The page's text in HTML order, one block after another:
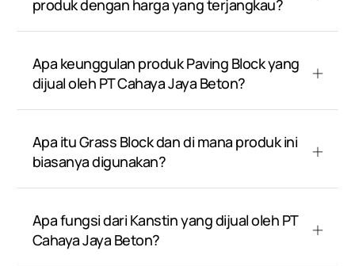
produk dengan harga yang terjangkau?
Apa keunggulan produk Paving Block yang
dijual oleh PT Cahaya Jaya Beton?
Apa itu Grass Block dan di mana produk ini
biasanya digunakan?
Apa fungsi dari Kanstin yang dijual oleh PT
Cahaya Jaya Beton?